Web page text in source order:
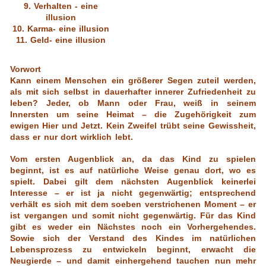
9. Verhalten - eine
illusion
10. Karma- eine illusion
11. Geld- eine illusion
Vorwort
Kann einem Menschen ein größerer Segen zuteil werden,
als mit sich selbst in dauerhafter innerer Zufriedenheit zu
leben? Jeder, ob Mann oder Frau, weiß in seinem
Innersten um seine Heimat – die Zugehörigkeit zum
ewigen Hier und Jetzt. Kein Zweifel trübt seine Gewissheit,
dass er nur dort wirklich lebt.
Vom ersten Augenblick an, da das Kind zu spielen
beginnt, ist es auf natürliche Weise genau dort, wo es
spielt. Dabei gilt dem nächsten Augenblick keinerlei
Interesse – er ist ja nicht gegenwärtig; entsprechend
verhält es sich mit dem soeben verstrichenen Moment – er
ist vergangen und somit nicht gegenwärtig. Für das Kind
gibt es weder ein Nächstes noch ein Vorhergehendes.
Sowie sich der Verstand des Kindes im natürlichen
Lebensprozess zu entwickeln beginnt, erwacht die
Neugierde – und damit einhergehend tauchen nun mehr